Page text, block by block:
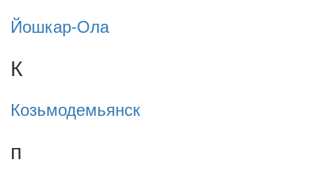
Йошкар-Ола
К
Козьмодемьянск
п